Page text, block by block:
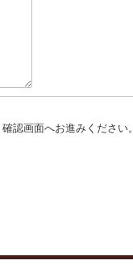
認画面へお進みください。